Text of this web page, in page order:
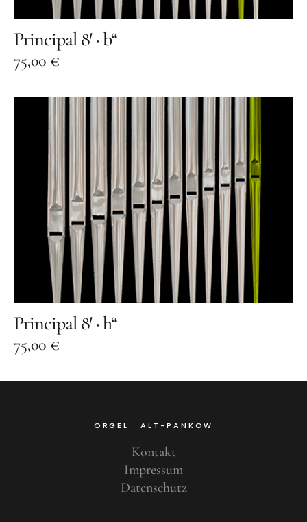
Principal 8′ · b“
75,00 €
Principal 8′ · h“
75,00 €
ORGEL · ALT-PANKOW
Kontakt
Impressum
Datenschutz